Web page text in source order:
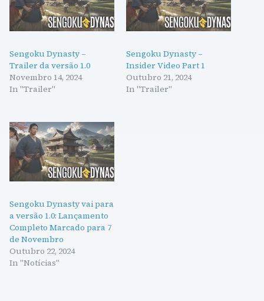
Sengoku Dynasty –
Trailer da versão 1.0
Novembro 14, 2024
In "Trailer"
Sengoku Dynasty –
Insider Video Part 1
Outubro 21, 2024
In "Trailer"
Sengoku Dynasty vai para
a versão 1.0: Lançamento
Completo Marcado para 7
de Novembro
Outubro 22, 2024
In "Notícias"